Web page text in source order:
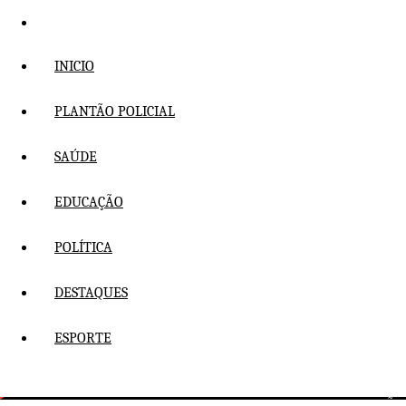
Pular
conteúdo INICIO
PLANTÃO POLICIAL
SAÚDE
EDUCAÇÃO
POLÍTICA
DESTAQUES
ESPORTE